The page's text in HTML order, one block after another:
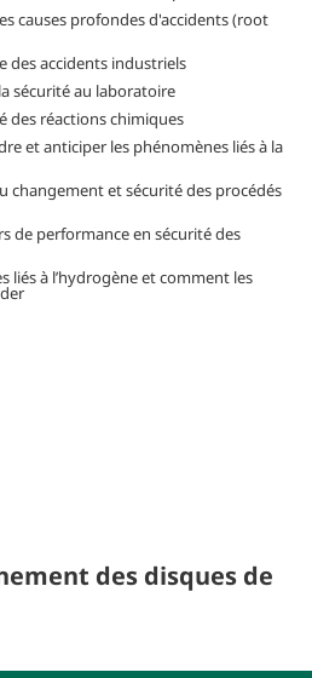
causes profondes d'accidents (root
des accidents industriels
sécurité au laboratoire
des réactions chimiques
et anticiper les phénomènes liés à la
changement et sécurité des procédés
de performance en sécurité des
liés à l’hydrogène et comment les
des disques de